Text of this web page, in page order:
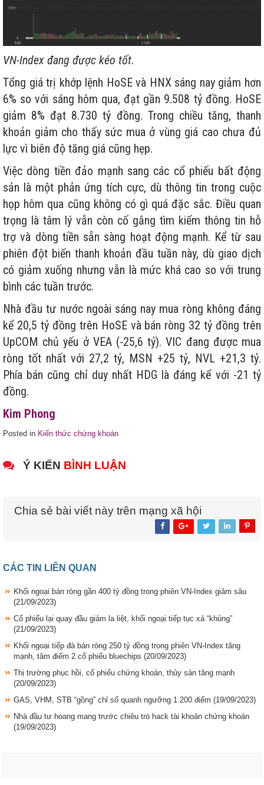
VN-Index đang được kéo tốt.
Tổng giá trị khớp lệnh HoSE và HNX sáng nay giảm hơn
6% so với sáng hôm qua, đạt gần 9.508 tỷ đồng. HoSE
giảm 8% đạt 8.730 tỷ đồng. Trong chiều tăng, thanh
khoản giảm cho thấy sức mua ở vùng giá cao chưa đủ
lực vì biên độ tăng giá cũng hẹp.
Việc dòng tiền đảo mạnh sang các cổ phiếu bất động
sản là một phản ứng tích cực, dù thông tin trong cuộc
họp hôm qua cũng không có gì quá đặc sắc. Điều quan
trọng là tâm lý vẫn còn cố gắng tìm kiếm thông tin hỗ
trợ và dòng tiền sẵn sàng hoạt động mạnh. Kể từ sau
phiên đột biến thanh khoản đầu tuần này, dù giao dịch
có giảm xuống nhưng vẫn là mức khá cao so với trung
bình các tuần trước.
Nhà đầu tư nước ngoài sáng nay mua ròng không đáng
kể 20,5 tỷ đồng trên HoSE và bán ròng 32 tỷ đồng trên
UpCOM chủ yếu ở VEA (-25,6 tỷ). VIC đang được mua
ròng tốt nhất với 27,2 tỷ, MSN +25 tỷ, NVL +21,3 tỷ.
Phía bán cũng chỉ duy nhất HDG là đáng kể với -21 tỷ
đồng.
Kim Phong
Posted in Kiến thức chứng khoán
Ý KIẾN BÌNH LUẬN
Chia sẻ bài viết này trên mạng xã hội
CÁC TIN LIÊN QUAN
Khối ngoại bán ròng gần 400 tỷ đồng trong phiên VN-Index giảm sâu
(21/09/2023)
Cổ phiếu lại quay đầu giảm la liệt, khối ngoại tiếp tục xả “khủng”
(21/09/2023)
Khối ngoại tiếp đà bán ròng 250 tỷ đồng trong phiên VN-Index tăng
mạnh, tâm điểm 2 cổ phiếu bluechips (20/09/2023)
Thị trường phục hồi, cổ phiếu chứng khoán, thủy sản tăng mạnh
(20/09/2023)
GAS, VHM, STB “gồng” chỉ số quanh ngưỡng 1.200 điểm (19/09/2023)
Nhà đầu tư hoang mang trước chiêu trò hack tài khoản chứng khoán
(19/09/2023)